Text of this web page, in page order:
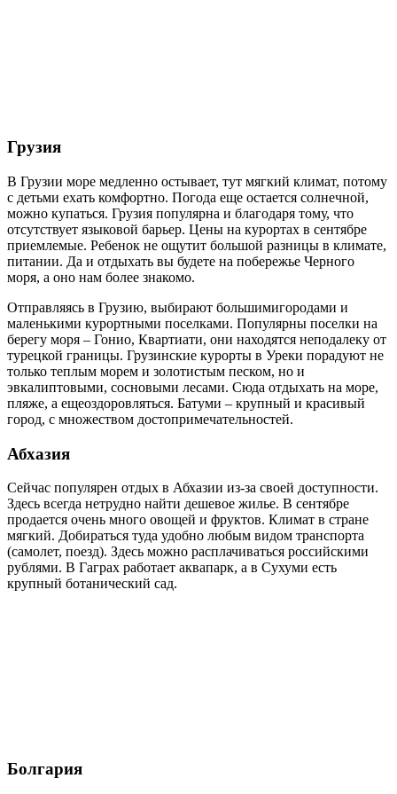
Грузия
В Грузии море медленно остывает, тут мягкий климат, потому
с детьми ехать комфортно. Погода еще остается солнечной,
можно купаться. Грузия популярна и благодаря тому, что
отсутствует языковой барьер. Цены на курортах в сентябре
приемлемые. Ребенок не ощутит большой разницы в климате,
питании. Да и отдыхать вы будете на побережье Черного
моря, а оно нам более знакомо.
Отправляясь в Грузию, выбирают большимигородами и
маленькими курортными поселками. Популярны поселки на
берегу моря – Гонио, Квартиати, они находятся неподалеку от
турецкой границы. Грузинские курорты в Уреки порадуют не
только теплым морем и золотистым песком, но и
эвкалиптовыми, сосновыми лесами. Сюда отдыхать на море,
пляже, а ещеоздоровляться. Батуми – крупный и красивый
город, с множеством достопримечательностей.
Абхазия
Сейчас популярен отдых в Абхазии из-за своей доступности.
Здесь всегда нетрудно найти дешевое жилье. В сентябре
продается очень много овощей и фруктов. Климат в стране
мягкий. Добираться туда удобно любым видом транспорта
(самолет, поезд). Здесь можно расплачиваться российскими
рублями. В Гаграх работает аквапарк, а в Сухуми есть
крупный ботанический сад.
Болгария